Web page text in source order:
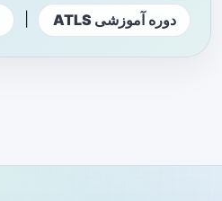
دوره آموزشی ATLS